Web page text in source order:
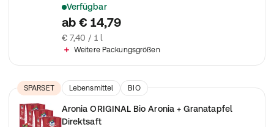
Verfügbar
Frisches und pures Kokoswasser
ab € 14,79
€ 7,40 / 1 l
Weitere Packungsgrößen
SPARSET Lebensmittel BIO
Aronia ORIGINAL Bio Aronia + Granatapfel
Direktsaft